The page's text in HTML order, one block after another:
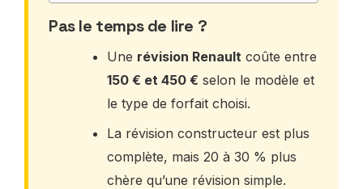
Pas le temps de lire ?
Une révision Renault coûte entre
150 € et 450 € selon le modèle et
le type de forfait choisi.
La révision constructeur est plus
complète, mais 20 à 30 % plus
chère qu’une révision simple.